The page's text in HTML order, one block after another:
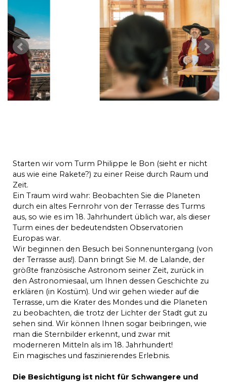
Starten wir vom Turm Philippe le Bon (sieht er nicht
aus wie eine Rakete?) zu einer Reise durch Raum und
Zeit.
Ein Traum wird wahr: Beobachten Sie die Planeten
durch ein altes Fernrohr von der Terrasse des Turms
aus, so wie es im 18. Jahrhundert üblich war, als dieser
Turm eines der bedeutendsten Observatorien
Europas war.
Wir beginnen den Besuch bei Sonnenuntergang (von
der Terrasse aus!). Dann bringt Sie M. de Lalande, der
größte französische Astronom seiner Zeit, zurück in
den Astronomiesaal, um Ihnen dessen Geschichte zu
erklären (in Kostüm). Und wir gehen wieder auf die
Terrasse, um die Krater des Mondes und die Planeten
zu beobachten, die trotz der Lichter der Stadt gut zu
sehen sind. Wir können Ihnen sogar beibringen, wie
man die Sternbilder erkennt, und zwar mit
moderneren Mitteln als im 18. Jahrhundert!
Ein magisches und faszinierendes Erlebnis.
Die Besichtigung ist nicht für Schwangere und